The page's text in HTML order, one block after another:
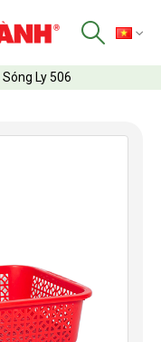
Sóng Ly 506